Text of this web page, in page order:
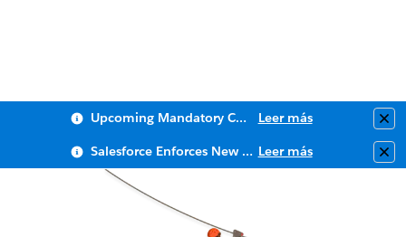
Upcoming Mandatory Changes to Public Key Infrastructure (PKI) Leer más
Salesforce Enforces New Security Requirements in Summer 2026 Leer más